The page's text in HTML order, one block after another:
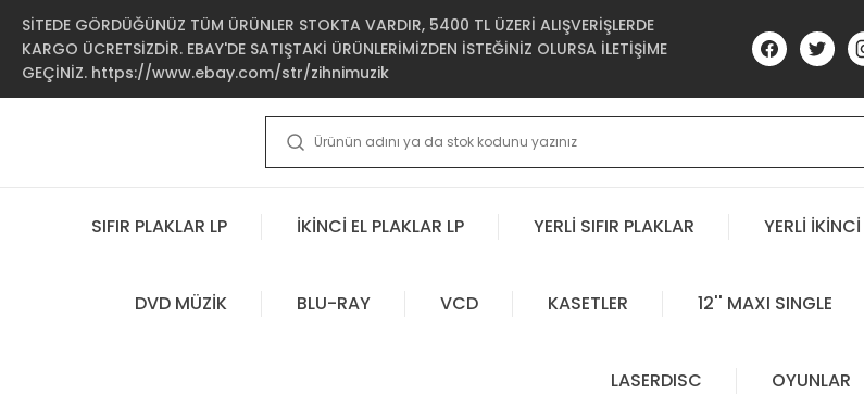
SİTEDE GÖRDÜĞÜNÜZ TÜM ÜRÜNLER STOKTA VARDIR, 5400 TL ÜZERİ ALIŞVERİŞLERDE
KARGO ÜCRETSİZDİR. EBAY'DE SATIŞTAKİ ÜRÜNLERİMİZDEN İSTEĞİNİZ OLURSA İLETİŞİME
GEÇİNİZ. https://www.ebay.com/str/zihnimuzik
SIFIR PLAKLAR LP İKİNCİ EL PLAKLAR LP YERLİ SIFIR PLAKLAR YERLİ
DVD MÜZİK BLU-RAY VCD KASETLER 12'' MAXI SINGLE
LASERDISC OYUNLAR